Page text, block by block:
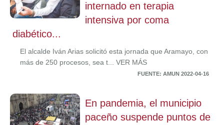
internado en terapia
intensiva por coma
diabético...
El alcalde Iván Arias solicitó esta jornada que Aramayo, con
más de 250 procesos, sea t... VER MÁS
FUENTE: AMUN 2022-04-16
En pandemia, el municipio
paceño suspende puntos de